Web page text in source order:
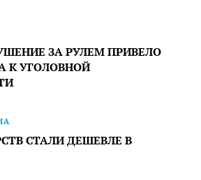
ЗА РУЛЕМ ПРИВЕЛО
К УГОЛОВНОЙ
СТАЛИ ДЕШЕВЛЕ В